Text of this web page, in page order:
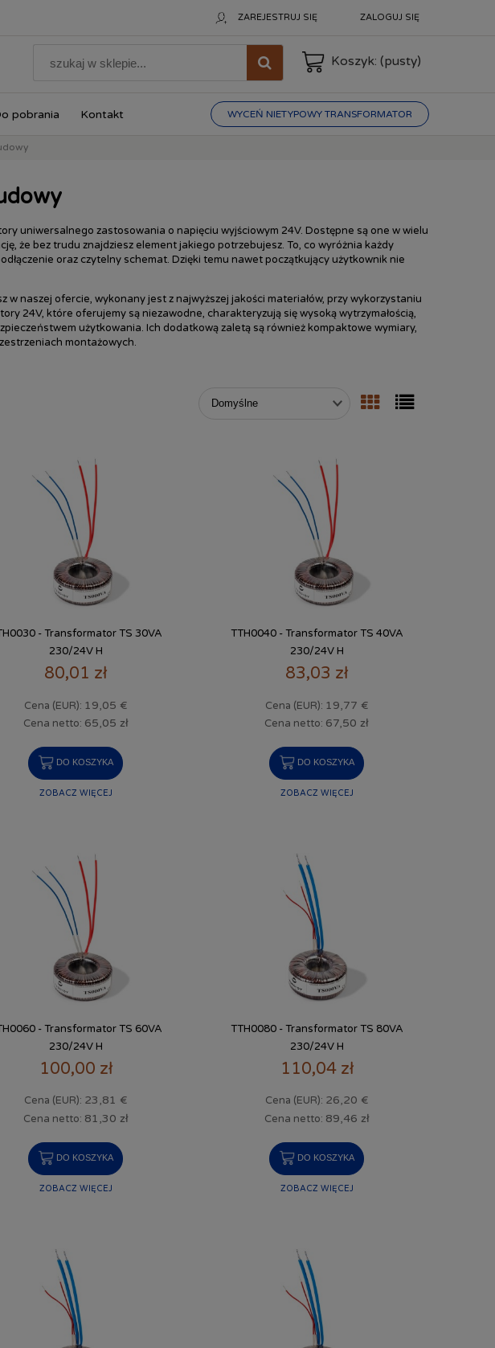
ZAREJESTRUJ SIĘ ZALOGUJ SIĘ
Koszyk: (pusty)
pobrania Kontakt WYCEŃ NIETYPOWY TRANSFORMATOR
uniwersalnego zastosowania o napięciu wyjściowym 24V. Dostępne są one w wielu
że bez trudu znajdziesz element jakiego potrzebujesz. To, co wyróżnia każdy
oraz czytelny schemat. Dzięki temu nawet początkujący użytkownik nie
naszej ofercie, wykonany jest z najwyższej jakości materiałów, przy wykorzystaniu
24V, które oferujemy są niezawodne, charakteryzują się wysoką wytrzymałością,
użytkowania. Ich dodatkową zaletą są również kompaktowe wymiary,
montażowych.
- Transformator TS 30VA
230/24V H
80,01 zł
Cena (EUR): 19,05 €
Cena netto: 65,05 zł
DO KOSZYKA
ZOBACZ WIĘCEJ
TTH0040 - Transformator TS 40VA
230/24V H
83,03 zł
Cena (EUR): 19,77 €
Cena netto: 67,50 zł
DO KOSZYKA
ZOBACZ WIĘCEJ
- Transformator TS 60VA
230/24V H
100,00 zł
Cena (EUR): 23,81 €
Cena netto: 81,30 zł
DO KOSZYKA
ZOBACZ WIĘCEJ
TTH0080 - Transformator TS 80VA
230/24V H
110,04 zł
Cena (EUR): 26,20 €
Cena netto: 89,46 zł
DO KOSZYKA
ZOBACZ WIĘCEJ